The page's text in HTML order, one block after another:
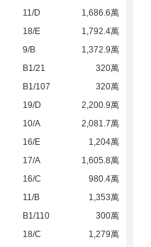
11/D
1,686.6萬
18/E
1,792.4萬
9/B
1,372.9萬
B1/21
320萬
B1/107
320萬
19/D
2,200.9萬
10/A
2,081.7萬
16/E
1,204萬
17/A
1,605.8萬
16/C
980.4萬
11/B
1,353萬
B1/110
300萬
18/C
1,279萬